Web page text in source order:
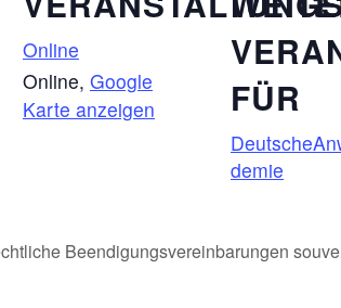
Online
Online, Google
Karte anzeigen
FÜR
demie
Beendigungsvereinbarungen